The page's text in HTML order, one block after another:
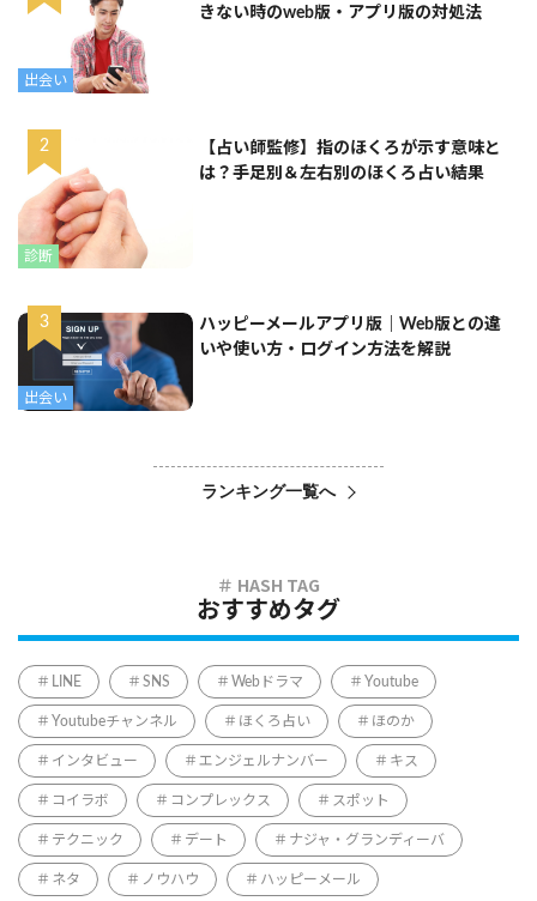
出会い
きない時のweb版・アプリ版の対処法
診断
【占い師監修】指のほくろが示す意味と
は？手足別＆左右別のほくろ占い結果
出会い
ハッピーメールアプリ版｜Web版との違
いや使い方・ログイン方法を解説
ランキング一覧へ
おすすめタグ
LINE SNS Webドラマ Youtube
Youtubeチャンネル ほくろ占い ほのか
インタビュー エンジェルナンバー キス
コイラボ コンプレックス スポット
テクニック デート ナジャ・グランディーバ
ネタ ノウハウ ハッピーメール